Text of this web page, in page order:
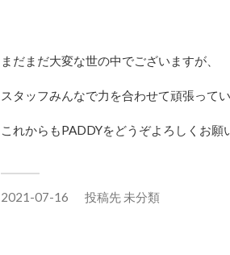
まだまだ大変な世の中でございますが、
スタッフみんなで力を合わせて頑張って
これからもPADDYをどうぞよろしくお願
2021-07-16 投稿先 未分類